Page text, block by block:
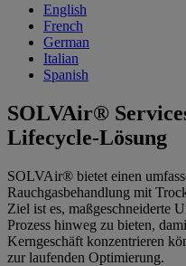
English
French
German
Italian
Spanish
SOLVAir®
Lifecycle-Lösung
SOLVAir® bietet einen
Rauchgasbehandlung mit
Ziel ist es, maßgeschneiderte
Prozess hinweg zu bieten,
Kerngeschäft konzentrieren
zur laufenden Optimierung.